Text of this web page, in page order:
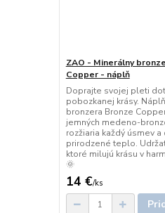
ZAO - Minerálny
Copper - náplň
Doprajte svojej pleti
pobozkanej krásy.
bronzera Bronze
jemných medeno-
rozžiaria každý úsmev
prirodzené teplo.
ktoré milujú krásu v
🌞
14 €/ks